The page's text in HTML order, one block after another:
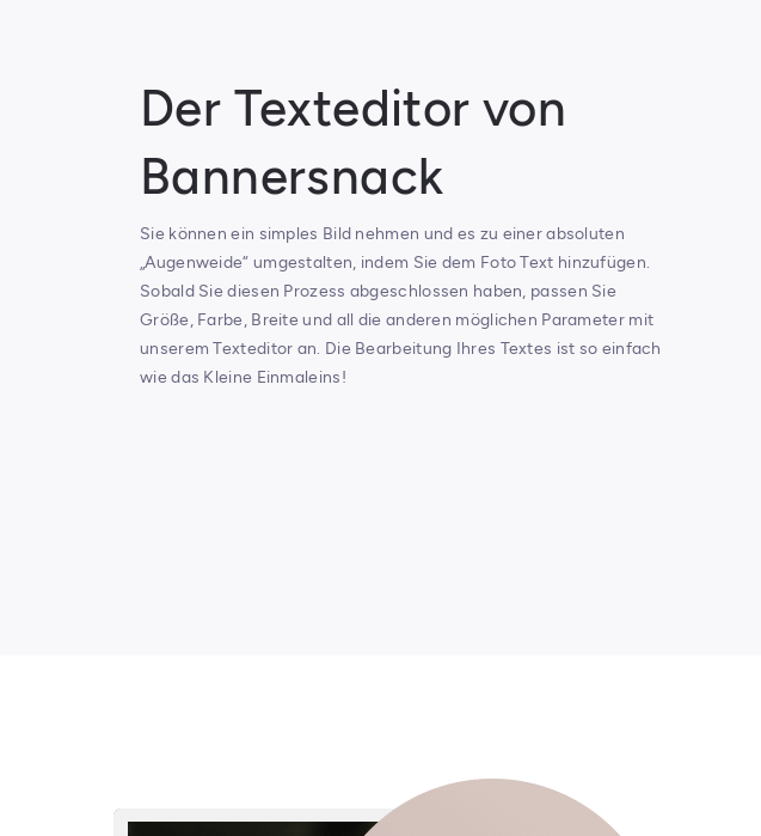
Der Texteditor von
Bannersnack
Sie können ein simples Bild nehmen und es zu einer absoluten
„Augenweide“ umgestalten, indem Sie dem Foto Text hinzufügen.
Sobald Sie diesen Prozess abgeschlossen haben, passen Sie
Größe, Farbe, Breite und all die anderen möglichen Parameter mit
unserem Texteditor an. Die Bearbeitung Ihres Textes ist so einfach
wie das Kleine Einmaleins!